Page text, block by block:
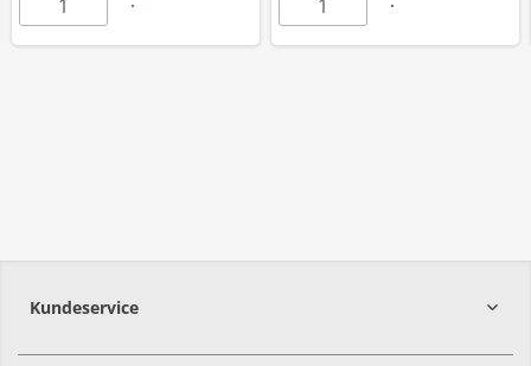
Kundeservice